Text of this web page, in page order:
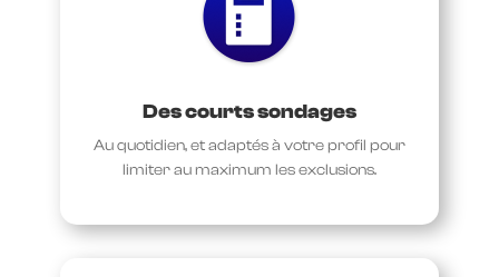
Des courts sondages
Au quotidien, et adaptés à votre profil pour
limiter au maximum les exclusions.